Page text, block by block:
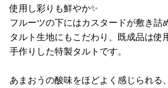
使用し彩りも鮮やか✨
フルーツの下にはカスタードが敷き詰
タルト生地にもこだわり、既成品は使
手作りした特製タルトです。
あまおうの酸味をほどよく感じられる、